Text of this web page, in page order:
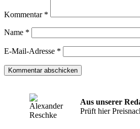
Kommentar *
Name *
E-Mail-Adresse *
Aus unserer
Prüft hier